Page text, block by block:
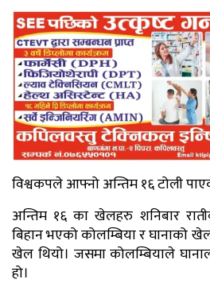
विश्वकपले आफ्नो अन्तिम १६ टोली
अन्तिम १६ का खेलहरु शनिबार
बिहान भएको कोलम्बिया र घानाको
खेल थियो। जसमा कोलम्बियाले
हो।